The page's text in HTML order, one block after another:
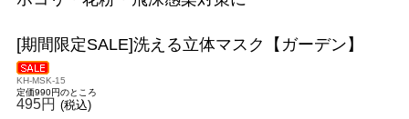
[期間限定SALE]洗える立体マスク【ガーデン】
KH-MSK-15
定価990円のところ
495円 (税込)